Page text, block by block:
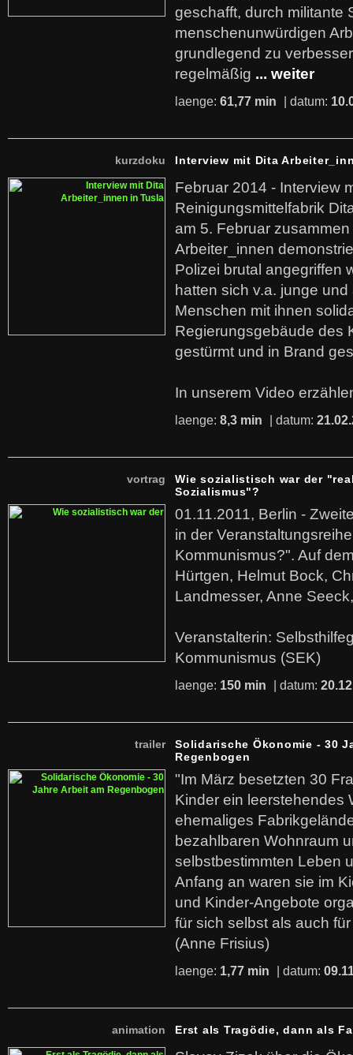
geschafft, durch militante
menschenunwürdigen
grundlegend zu
regelmäßig ... weiter
laenge: 61,77 min | datum:
kurzdoku Interview mit Dita
Februar 2014 - Interview
Reinigungsmittelfabrik
am 5. Februar
Arbeiter_innen
Polizei brutal angegriffen
hatten sich v.a. junge
Menschen mit ihnen
Regierungsgebäude des
gestürmt und in Brand
In unserem Video
laenge: 8,3 min | datum:
vortrag
Wie sozialistisch war der
Sozialismus"?
01.11.2011, Berlin -
in der
Kommunismus?". Auf
Hürtgen, Helmut Bock,
Landmesser, Anne
Veranstalterin:
Kommunismus (SEK)
laenge: 150 min | datum:
trailer
Solidarische Ökonomie - 30
Regenbogen
"Im März besetzten 30
Kinder ein leerstehendes
ehemaliges
bezahlbaren Wohnraum
selbstbestimmten Leben
Anfang an waren sie im
und Kinder-Angebote
für sich selbst als auch
(Anne Frisius)
laenge: 1,77 min | datum:
animation Erst als Tragödie, dann als